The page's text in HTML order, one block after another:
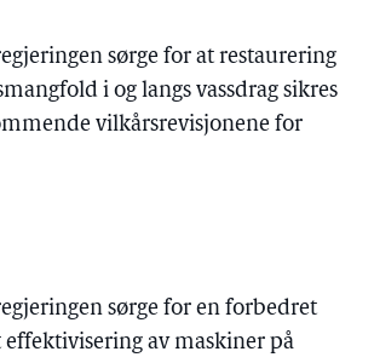
sørge for at restaurering
i og langs vassdrag sikres
vilkårsrevisjonene for
sørge for en forbedret
av maskiner på